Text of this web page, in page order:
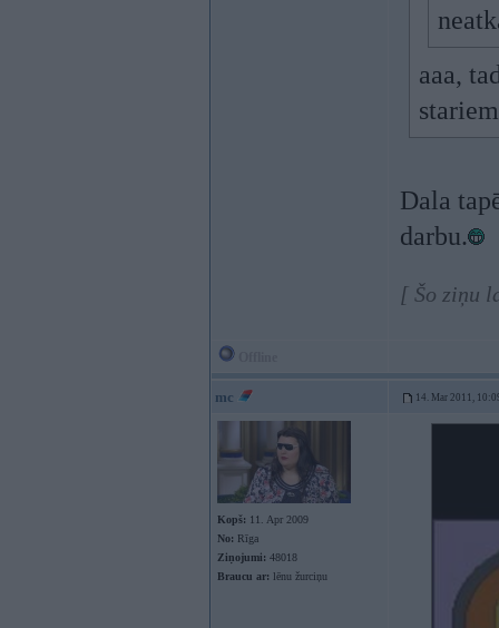
aaa,
Dala
darbu.
[ Šo ziņu
mc 14. Mar 2011,
Kopš: 11. Apr 2009
No: Rīga
Ziņojumi: 48018
Braucu ar: lēnu žurciņu